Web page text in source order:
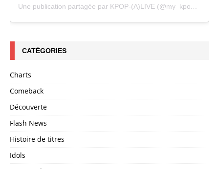
Une publication partagée par KPOP-(A)LIVE (@my_kpopalive)
CATÉGORIES
Charts
Comeback
Découverte
Flash News
Histoire de titres
Idols